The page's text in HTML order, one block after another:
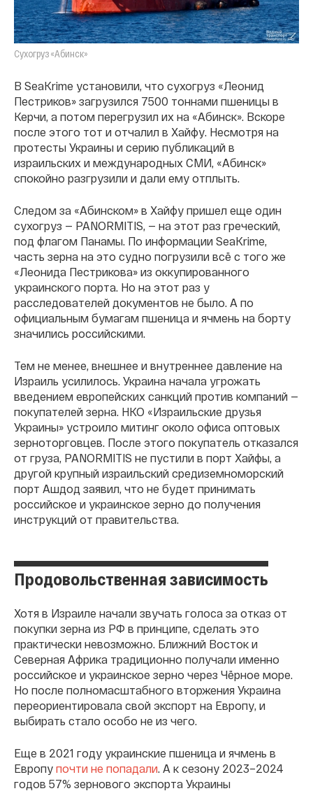
Сухогруз «Абинск»
В SeaKrime установили, что сухогруз «Леонид
Пестриков» загрузился 7500 тоннами пшеницы в
Керчи, а потом перегрузил их на «Абинск». Вскоре
после этого тот и отчалил в Хайфу. Несмотря на
протесты Украины и серию публикаций в
израильских и международных СМИ, «Абинск»
спокойно разгрузили и дали ему отплыть.
Следом за «Абинском» в Хайфу пришел еще один
сухогруз — PANORMITIS, — на этот раз греческий,
под флагом Панамы. По информации SeaKrime,
часть зерна на это судно погрузили всё с того же
«Леонида Пестрикова» из оккупированного
украинского порта. Но на этот раз у
расследователей документов не было. А по
официальным бумагам пшеница и ячмень на борту
значились российскими.
Тем не менее, внешнее и внутреннее давление на
Израиль усилилось. Украина начала угрожать
введением европейских санкций против компаний —
покупателей зерна. НКО «Израильские друзья
Украины» устроило митинг около офиса оптовых
зерноторговцев. После этого покупатель отказался
от груза, PANORMITIS не пустили в порт Хайфы, а
другой крупный израильский средиземноморский
порт Ашдод заявил, что не будет принимать
российское и украинское зерно до получения
инструкций от правительства.
Продовольственная зависимость
Хотя в Израиле начали звучать голоса за отказ от
покупки зерна из РФ в принципе, сделать это
практически невозможно. Ближний Восток и
Северная Африка традиционно получали именно
российское и украинское зерно через Чёрное море.
Но после полномасштабного вторжения Украина
переориентировала свой экспорт на Европу, и
выбирать стало особо не из чего.
Еще в 2021 году украинские пшеница и ячмень в
Европу почти не попадали. А к сезону 2023–2024
годов 57% зернового экспорта Украины